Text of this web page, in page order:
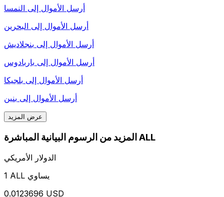
أرسل الأموال إلى النمسا
أرسل الأموال إلى البحرين
أرسل الأموال إلى بنجلاديش
أرسل الأموال إلى باربادوس
أرسل الأموال إلى بلجيكا
أرسل الأموال إلى بنين
عرض المزيد
المزيد من الرسوم البيانية المباشرة ALL
الدولار الأمريكي
1 ALL يساوي
0.0123696 USD